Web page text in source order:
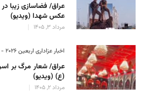
عراق/ فضاسازی زیبا
عکس شهدا (ویدیو)
مرداد 3, 1405
اخبار عزاداری اربعین ۲۰۲۶ - 23
عراق/ شعار مرگ بر
(ع) (ویدیو)
مرداد 2, 1405